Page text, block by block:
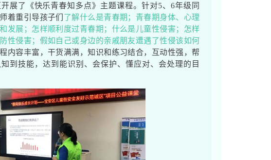
展了《快乐青春知多点》主题课程。针对5、6年级同
着重引导孩子们 了解什么是青春期；青春期身体、心理
发展；怎样顺利度过青春期；什么是儿童性侵害；怎样
性侵害；假如自己或身边的亲戚朋友遭遇了性侵该如何
内容丰富，干货满满，知识和练习结合，互动性强，帮
到技能，达到能识别、会保护、懂应对、会处理的目